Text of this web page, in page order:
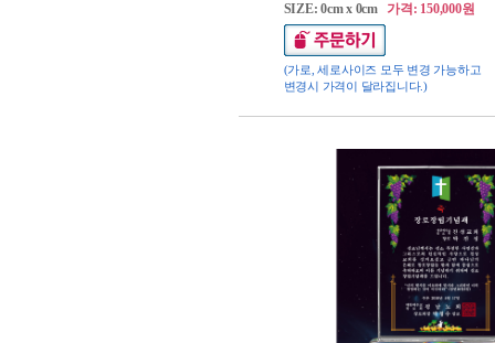
SIZE: 0cm x 0cm가격: 150,000원
(가로, 세로사이즈 모두 변경 가능하고
변경시 가격이 달라집니다.)